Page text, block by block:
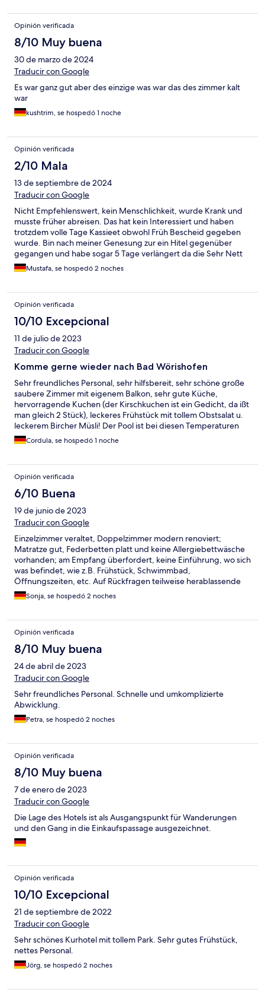
Opinión verificada
8/10 Muy buena
30 de marzo de 2024
Traducir con Google
Es war ganz gut aber des einzige was war das des zimmer kalt
war
kushtrim, se hospedó 1 noche
Opinión verificada
2/10 Mala
13 de septiembre de 2024
Traducir con Google
Nicht Empfehlenswert, kein Menschlichkeit, wurde Krank und
musste früher abreisen. Das hat kein Interessiert und haben
trotzdem volle Tage Kassieet obwohl Früh Bescheid gegeben
wurde. Bin nach meiner Genesung zur ein Hitel gegenüber
gegangen und habe sogar 5 Tage verlängert da die Sehr Nett
waren. Nie wieder zur Sonnen Garten Hotel
Mustafa, se hospedó 2 noches
Opinión verificada
10/10 Excepcional
11 de julio de 2023
Traducir con Google
Komme gerne wieder nach Bad Wörishofen
Sehr freundliches Personal, sehr hilfsbereit, sehr schöne große
saubere Zimmer mit eigenem Balkon, sehr gute Küche,
hervorragende Kuchen (der Kirschkuchen ist ein Gedicht, da ißt
man gleich 2 Stück), leckeres Frühstück mit tollem Obstsalat u.
leckerem Bircher Müsli! Der Pool ist bei diesen Temperaturen
perfekt! Eine Sauna ist auch vorhanden! Der große Park ist ideal
zum Ausspannen! Die Einkaufsmeile ist fußläufig sehr gut
Cordula, se hospedó 1 noche
Opinión verificada
6/10 Buena
19 de junio de 2023
Traducir con Google
Einzelzimmer veraltet, Doppelzimmer modern renoviert;
Matratze gut, Federbetten platt und keine Allergiebettwäsche
vorhanden; am Empfang überfordert, keine Einführung, wo sich
was befindet, wie z.B. Frühstück, Schwimmbad,
Öffnungszeiten, etc. Auf Rückfragen teilweise herablassende
Reaktion
Sonja, se hospedó 2 noches
Opinión verificada
8/10 Muy buena
24 de abril de 2023
Traducir con Google
Sehr freundliches Personal. Schnelle und umkomplizierte
Abwicklung.
Petra, se hospedó 2 noches
Opinión verificada
8/10 Muy buena
7 de enero de 2023
Traducir con Google
Die Lage des Hotels ist als Ausgangspunkt für Wanderungen
und den Gang in die Einkaufspassage ausgezeichnet.
Opinión verificada
10/10 Excepcional
21 de septiembre de 2022
Traducir con Google
Sehr schönes Kurhotel mit tollem Park. Sehr gutes Frühstück,
nettes Personal.
Jörg, se hospedó 2 noches